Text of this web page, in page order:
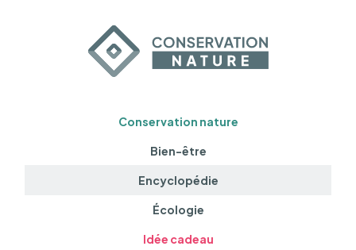
Conservation nature
Bien-être
Encyclopédie
Écologie
Idée cadeau